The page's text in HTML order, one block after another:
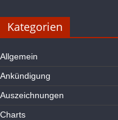
Kategorien
Allgemein
Ankündigung
Auszeichnungen
Charts